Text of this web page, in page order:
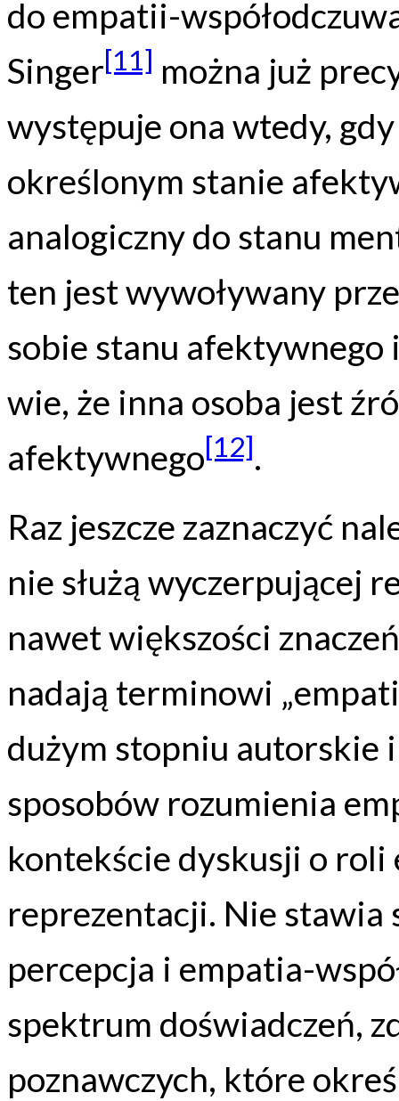
do empatii-
Singer[11] można już
występuje ona wtedy,
określonym stanie
analogiczny do stanu
ten jest wywoływany
sobie stanu afektywnego
wie, że inna osoba jest
afektywnego[12].
Raz jeszcze zaznaczyć
nie służą wyczerpującej
nawet większości
nadają terminowi
dużym stopniu autorskie
sposobów rozumienia
kontekście dyskusji o
reprezentacji. Nie stawia
percepcja i empatia-
spektrum doświadczeń,
poznawczych, które